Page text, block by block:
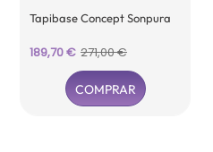
Tapibase Concept Sonpura
Precio
189,70 €Precio
base
271,00 €
COMPRAR